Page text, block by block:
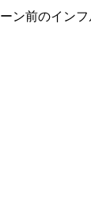
前のインフ